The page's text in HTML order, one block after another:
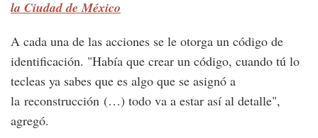
la Ciudad de México
A cada una de las acciones se le otorga un código de
identificación. "Había que crear un código, cuando tú lo
tecleas ya sabes que es algo que se asignó a
la reconstrucción (…) todo va a estar así al detalle",
agregó.